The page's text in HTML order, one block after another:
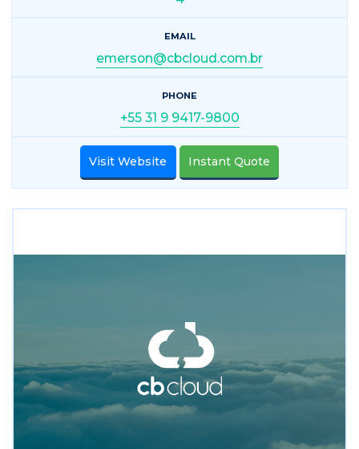
EMAIL
emerson@cbcloud.com.br
PHONE
+55 31 9 9417-9800
Visit Website Instant Quote